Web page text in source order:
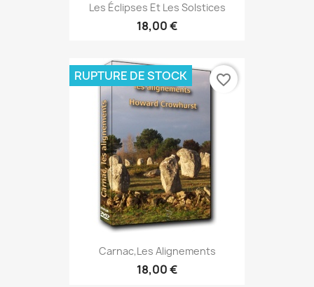
Les Éclipses Et Les Solstices
18,00 €
Carnac,les Alignements
18,00 €
RUPTURE DE STOCK favorite_border